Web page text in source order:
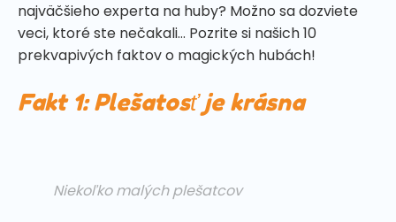
najväčšieho experta na huby? Možno sa dozviete
veci, ktoré ste nečakali... Pozrite si našich 10
prekvapivých faktov o magických hubách!
Fakt 1: Plešatosť je krásna
Niekoľko malých plešatcov